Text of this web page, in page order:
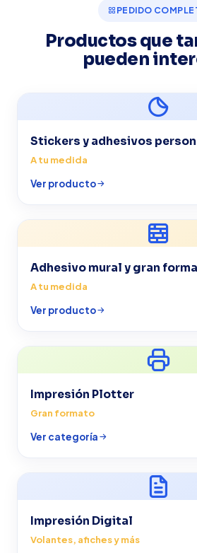
PEDIDO
Productos que
pueden
Stickers y adhesivos
A tu medida
Ver producto
Adhesivo mural y gran
A tu medida
Ver producto
Impresión Plotter
Gran formato
Ver categoría
Impresión Digital
Volantes, afiches y más